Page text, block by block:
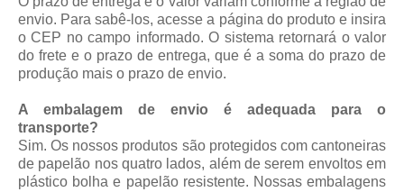
envio. Para sabê-los, acesse a página do produto e insira
o CEP no campo informado. O sistema retornará o valor
do frete e o prazo de entrega, que é a soma do prazo de
produção mais o prazo de envio.
A embalagem de envio é adequada para o
transporte?
Sim. Os nossos produtos são protegidos com cantoneiras
de papelão nos quatro lados, além de serem envoltos em
plástico bolha e papelão resistente. Nossas embalagens